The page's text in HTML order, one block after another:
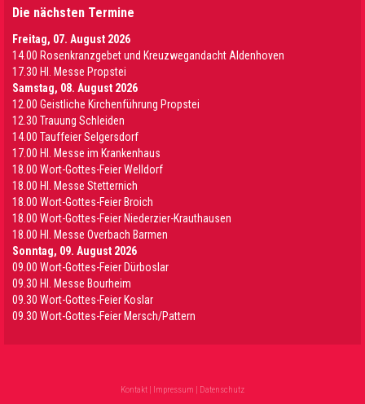
Die nächsten Termine
Freitag, 07. August 2026
14.00 Rosenkranzgebet und Kreuzwegandacht Aldenhoven
17.30 Hl. Messe Propstei
Samstag, 08. August 2026
12.00 Geistliche Kirchenführung Propstei
12.30 Trauung Schleiden
14.00 Tauffeier Selgersdorf
17.00 Hl. Messe im Krankenhaus
18.00 Wort-Gottes-Feier Welldorf
18.00 Hl. Messe Stetternich
18.00 Wort-Gottes-Feier Broich
18.00 Wort-Gottes-Feier Niederzier-Krauthausen
18.00 Hl. Messe Overbach Barmen
Sonntag, 09. August 2026
09.00 Wort-Gottes-Feier Dürboslar
09.30 HI. Messe Bourheim
09.30 Wort-Gottes-Feier Koslar
09.30 Wort-Gottes-Feier Mersch/Pattern
Kontakt | Impressum | Datenschutz